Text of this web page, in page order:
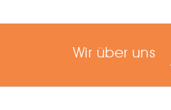
Wir über uns